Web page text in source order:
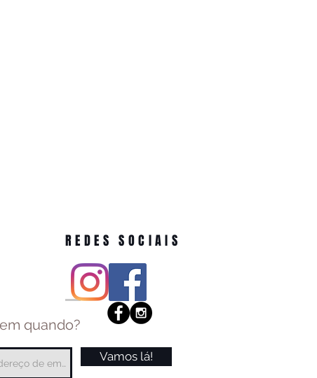
REDES SOCIAIS
quando?
Vamos lá!